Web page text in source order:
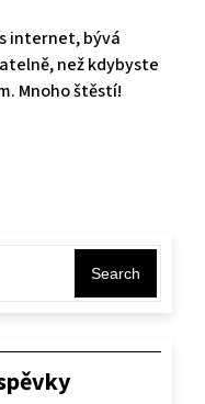
internet, bývá
než kdybyste
Mnoho štěstí!
Search